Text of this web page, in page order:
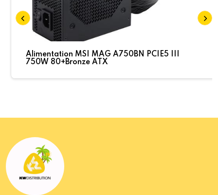
Alimentation MSI MAG A750BN PCIE5 III
750W 80+Bronze ATX